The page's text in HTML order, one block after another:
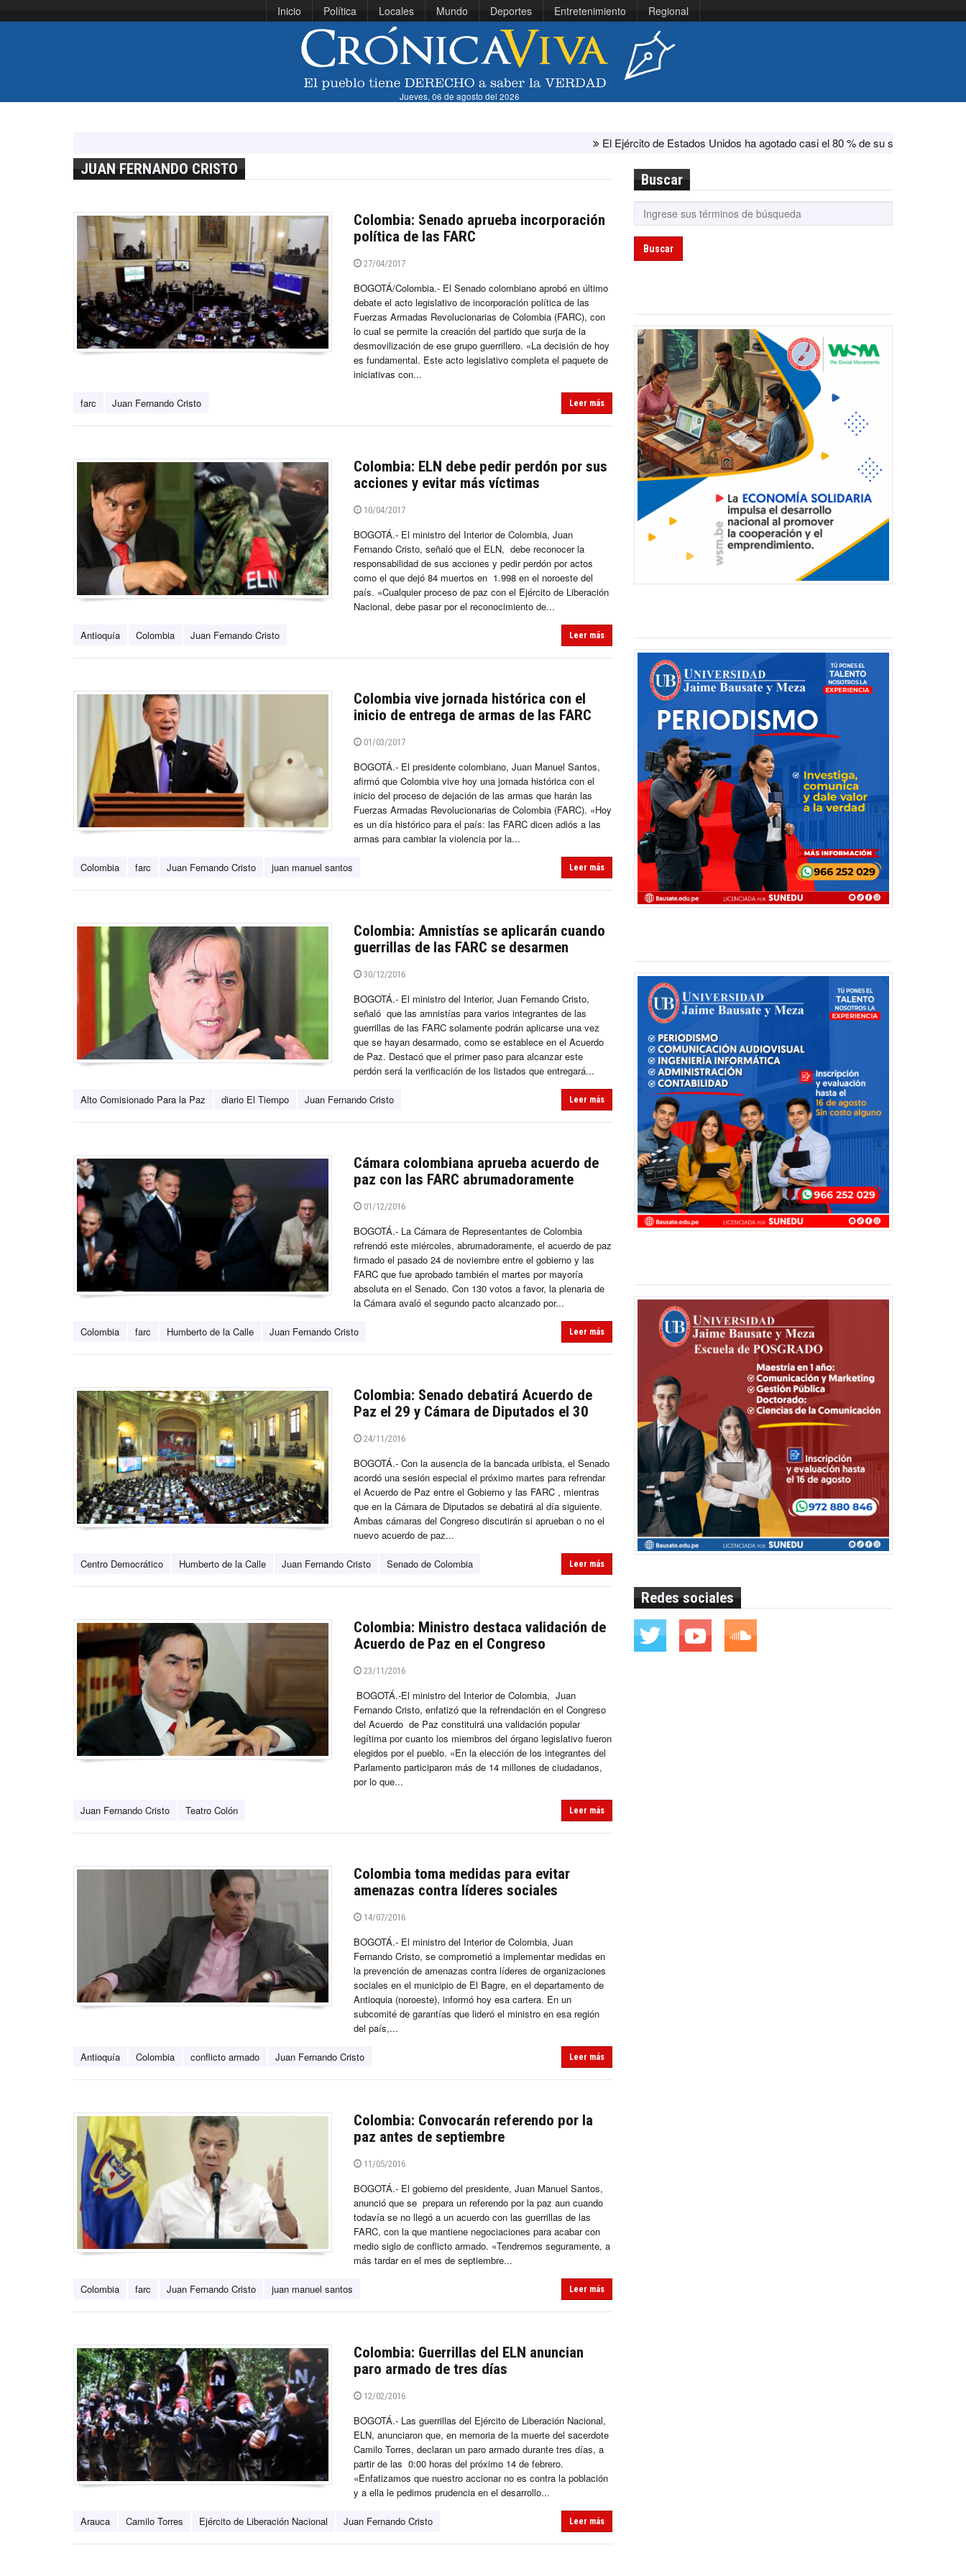
Inicio Política Locales Mundo Deportes Entretenimiento Regional
Jueves, 06 de agosto del 2026
El Ejército de Estados Unidos ha agotado casi el 80 % de su sistema antimisiles, según CNN
JUAN FERNANDO CRISTO
Colombia: Senado aprueba incorporación
política de las FARC
27/04/2017
BOGOTÁ/Colombia.- El Senado colombiano aprobó en último
debate el acto legislativo de incorporación política de las
Fuerzas Armadas Revolucionarias de Colombia (FARC), con
lo cual se permite la creación del partido que surja de la
desmovilización de ese grupo guerrillero. «La decisión de hoy
es fundamental. Este acto legislativo completa el paquete de
iniciativas con...
farc Juan Fernando Cristo Leer más
Colombia: ELN debe pedir perdón por sus
acciones y evitar más víctimas
10/04/2017
BOGOTÁ.- El ministro del Interior de Colombia, Juan
Fernando Cristo, señaló que el ELN, debe reconocer la
responsabilidad de sus acciones y pedir perdón por actos
como el que dejó 84 muertos en 1.998 en el noroeste del
país. «Cualquier proceso de paz con el Ejército de Liberación
Nacional, debe pasar por el reconocimiento de...
Antioquía Colombia Juan Fernando Cristo Leer más
Colombia vive jornada histórica con el
inicio de entrega de armas de las FARC
01/03/2017
BOGOTÁ.- El presidente colombiano, Juan Manuel Santos,
afirmó que Colombia vive hoy una jornada histórica con el
inicio del proceso de dejación de las armas que harán las
Fuerzas Armadas Revolucionarias de Colombia (FARC). «Hoy
es un día histórico para el país: las FARC dicen adiós a las
armas para cambiar la violencia por la...
Colombia farc Juan Fernando Cristo juan manuel santos Leer más
Colombia: Amnistías se aplicarán cuando
guerrillas de las FARC se desarmen
30/12/2016
BOGOTÁ.- El ministro del Interior, Juan Fernando Cristo,
señaló que las amnistías para varios integrantes de las
guerrillas de las FARC solamente podrán aplicarse una vez
que se hayan desarmado, como se establece en el Acuerdo
de Paz. Destacó que el primer paso para alcanzar este
perdón será la verificación de los listados que entregará...
Alto Comisionado Para la Paz diario El Tiempo Juan Fernando Cristo Leer más
Cámara colombiana aprueba acuerdo de
paz con las FARC abrumadoramente
01/12/2016
BOGOTÁ.- La Cámara de Representantes de Colombia
refrendó este miércoles, abrumadoramente, el acuerdo de paz
firmado el pasado 24 de noviembre entre el gobierno y las
FARC que fue aprobado también el martes por mayoría
absoluta en el Senado. Con 130 votos a favor, la plenaria de
la Cámara avaló el segundo pacto alcanzado por...
Colombia farc Humberto de la Calle Juan Fernando Cristo Leer más
Colombia: Senado debatirá Acuerdo de
Paz el 29 y Cámara de Diputados el 30
24/11/2016
BOGOTÁ.- Con la ausencia de la bancada uribista, el Senado
acordó una sesión especial el próximo martes para refrendar
el Acuerdo de Paz entre el Gobierno y las FARC , mientras
que en la Cámara de Diputados se debatirá al día siguiente.
Ambas cámaras del Congreso discutirán si aprueban o no el
nuevo acuerdo de paz...
Centro Democrático Humberto de la Calle Juan Fernando Cristo Senado de Colombia Leer más
Colombia: Ministro destaca validación de
Acuerdo de Paz en el Congreso
23/11/2016
BOGOTÁ.-El ministro del Interior de Colombia, Juan
Fernando Cristo, enfatizó que la refrendación en el Congreso
del Acuerdo de Paz constituirá una validación popular
legítima por cuanto los miembros del órgano legislativo fueron
elegidos por el pueblo. «En la elección de los integrantes del
Parlamento participaron más de 14 millones de ciudadanos,
por lo que...
Juan Fernando Cristo Teatro Colón Leer más
Colombia toma medidas para evitar
amenazas contra líderes sociales
14/07/2016
BOGOTÁ.- El ministro del Interior de Colombia, Juan
Fernando Cristo, se comprometió a implementar medidas en
la prevención de amenazas contra líderes de organizaciones
sociales en el municipio de El Bagre, en el departamento de
Antioquia (noroeste), informó hoy esa cartera. En un
subcomité de garantías que lideró el ministro en esa región
del país,...
Antioquía Colombia conflicto armado Juan Fernando Cristo Leer más
Colombia: Convocarán referendo por la
paz antes de septiembre
11/05/2016
BOGOTÁ.- El gobierno del presidente, Juan Manuel Santos,
anunció que se prepara un referendo por la paz aun cuando
todavía se no llegó a un acuerdo con las guerrillas de las
FARC, con la que mantiene negociaciones para acabar con
medio siglo de conflicto armado. «Tendremos seguramente, a
más tardar en el mes de septiembre...
Colombia farc Juan Fernando Cristo juan manuel santos Leer más
Colombia: Guerrillas del ELN anuncian
paro armado de tres días
12/02/2016
BOGOTÁ.- Las guerrillas del Ejército de Liberación Nacional,
ELN, anunciaron que, en memoria de la muerte del sacerdote
Camilo Torres, declaran un paro armado durante tres días, a
partir de las 0:00 horas del próximo 14 de febrero.
«Enfatizamos que nuestro accionar no es contra la población
y a ella le pedimos prudencia en el desarrollo...
Arauca Camilo Torres Ejército de Liberación Nacional Juan Fernando Cristo Leer más
Buscar
Buscar
Redes sociales